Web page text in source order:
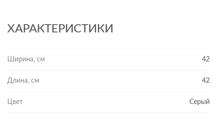
ХАРАКТЕРИСТИКИ
Ширина, см 42
Длина, см 42
Цвет Серый